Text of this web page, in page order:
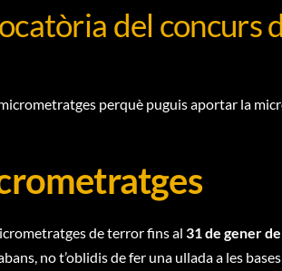
del concurs
perquè puguis aportar la
de terror fins al 31 de gener
no t’oblidis de fer una ullada a les